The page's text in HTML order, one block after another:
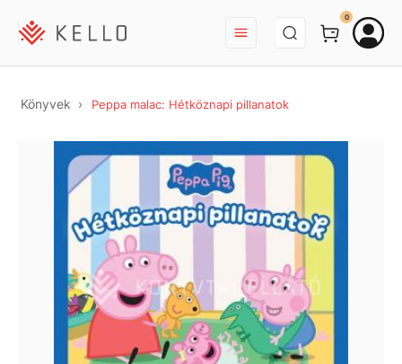
BEJELENTKEZÉS
0
Könyvek Peppa malac: Hétköznapi pillanatok